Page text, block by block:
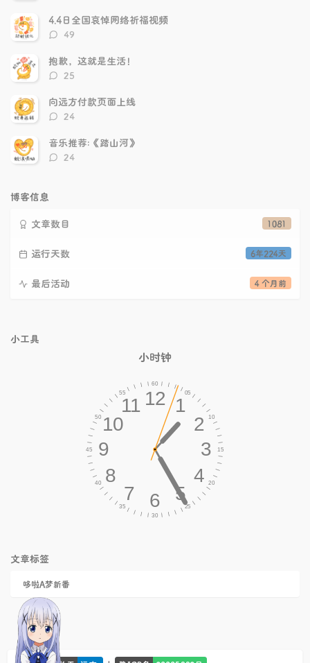
数：
4.4日全国哀悼网络祈福视频
评
数：
49
抱歉，这就是生活！
评
数：
25
向远方付款页面上线
评
数：
24
音乐推荐:《踏山河》
评
24
博客信息
1081
文章数目
6年224天
运行天数
4 个月前
最后活动
小工具
小时钟
文章标签
哆啦A梦新番